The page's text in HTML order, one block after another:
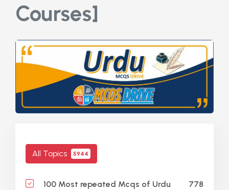
Courses]
All Topics 5944
100 Most repeated Mcqs of Urdu 778